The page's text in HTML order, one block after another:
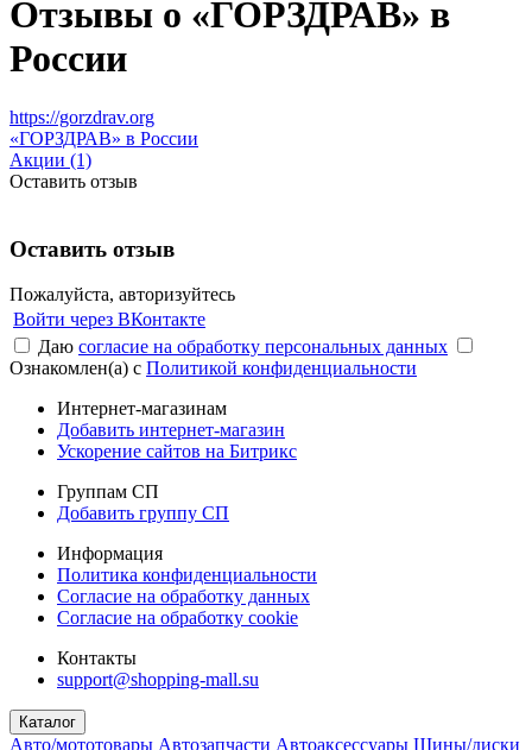
Отзывы о «ГОРЗДРАВ» в
России
https://gorzdrav.org
«ГОРЗДРАВ» в России
Акции (1)
Оставить отзыв
Оставить отзыв
Пожалуйста, авторизуйтесь
Войти через ВКонтакте
Даю согласие на обработку персональных данных
Ознакомлен(а) с Политикой конфиденциальности
Интернет-магазинам
Добавить интернет-магазин
Ускорение сайтов на Битрикс
Группам СП
Добавить группу СП
Информация
Политика конфиденциальности
Согласие на обработку данных
Согласие на обработку cookie
Контакты
support@shopping-mall.su
Каталог
Авто/мототовары Автозапчасти Автоаксессуары Шины/диски